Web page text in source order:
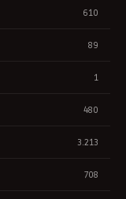
610
89
1
480
3.213
708